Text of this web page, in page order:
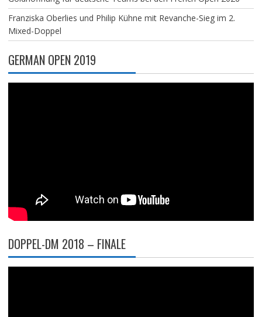
Franziska Oberlies und Philip Kühne mit Revanche-Sieg im 2.
Mixed-Doppel
GERMAN OPEN 2019
DOPPEL-DM 2018 – FINALE